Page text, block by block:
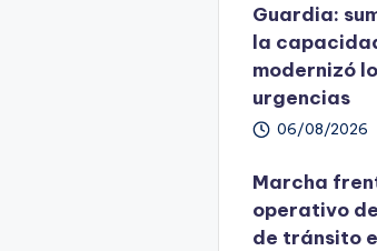
Guardia:
la
modernizó
urgencias
06/08/2026
Marcha
operativo
de tránsito